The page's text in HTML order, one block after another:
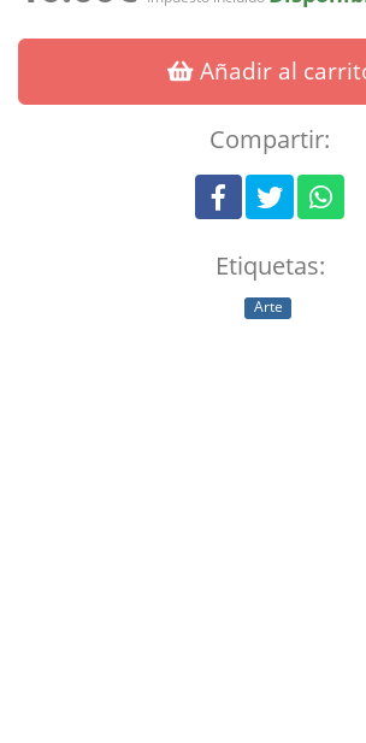
Añadir al
Compartir:
Etiquetas:
Arte